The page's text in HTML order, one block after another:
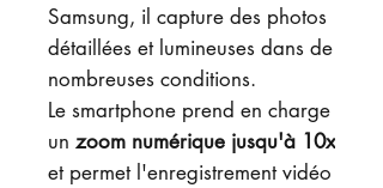
Samsung, il capture des photos
détaillées et lumineuses dans de
nombreuses conditions.
Le smartphone prend en charge
un zoom numérique jusqu'à 10x
et permet l'enregistrement vidéo